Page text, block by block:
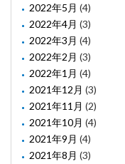
2022年5月 (4)
2022年4月 (3)
2022年3月 (4)
2022年2月 (3)
2022年1月 (4)
2021年12月 (3)
2021年11月 (2)
2021年10月 (4)
2021年9月 (4)
2021年8月 (3)